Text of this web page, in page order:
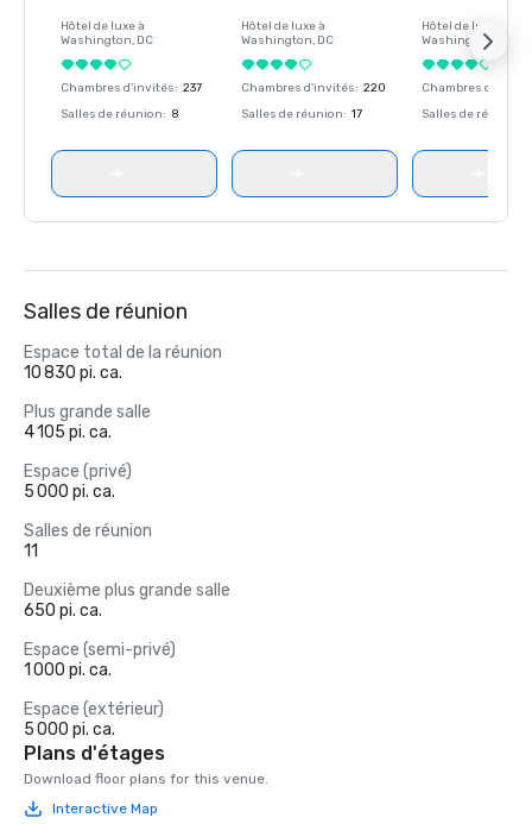
Hôtel de luxe à
Washington, DC
Chambres d'invités: 237
Salles de réunion: 8
Hôtel de luxe à
Washington, DC
Chambres d'invités: 220
Salles de réunion: 17
Hôtel de luxe à
Washington
Chambres
Salles de réunion
Salles de réunion
Espace total de la réunion
10 830 pi. ca.
Plus grande salle
4 105 pi. ca.
Espace (privé)
5 000 pi. ca.
Salles de réunion
11
Deuxième plus grande salle
650 pi. ca.
Espace (semi-privé)
1 000 pi. ca.
Espace (extérieur)
5 000 pi. ca.
Plans d'étages
Download floor plans for this venue.
Interactive Map